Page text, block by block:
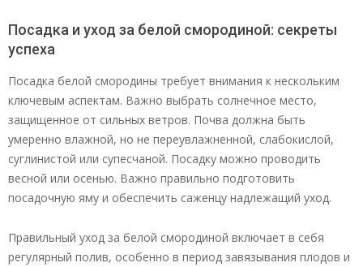
Посадка и уход за белой смородиной: секреты
успеха
Посадка белой смородины требует внимания к нескольким
ключевым аспектам. Важно выбрать солнечное место,
защищенное от сильных ветров. Почва должна быть
умеренно влажной, но не переувлажненной, слабокислой,
суглинистой или супесчаной. Посадку можно проводить
весной или осенью. Важно правильно подготовить
посадочную яму и обеспечить саженцу надлежащий уход.
Правильный уход за белой смородиной включает в себя
регулярный полив, особенно в период завязывания плодов и